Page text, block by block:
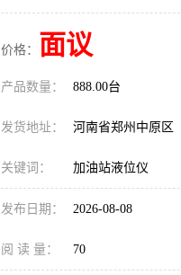
价格： 面议
产品数量： 888.00台
发货地址： 河南省郑州中原区
关键词： 加油站液位仪
发布日期： 2026-08-08
阅 读 量： 70